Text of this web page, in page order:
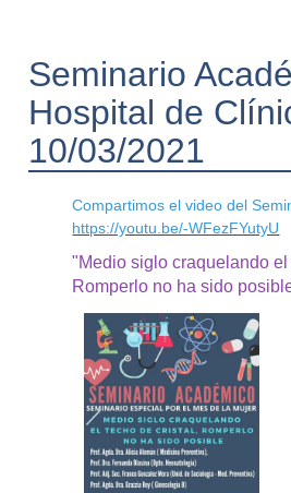
Seminario
Hospital de
10/03/2021
Compartimos el video del
https://youtu.be/-WFezFYutyU
"Medio siglo craquelando
Romperlo no ha sido